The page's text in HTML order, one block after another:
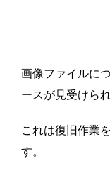
画像ファイルに
ースが見受けられ
これは復旧作業
す。